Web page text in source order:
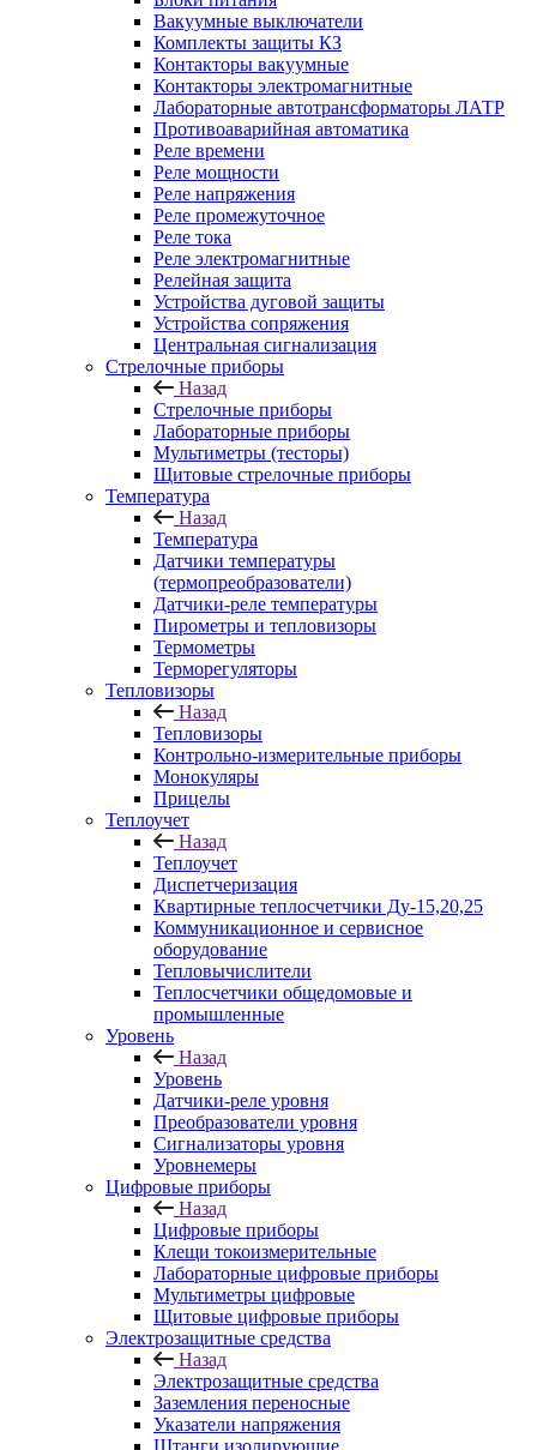
Вакуумные выключатели
Комплекты защиты КЗ
Контакторы вакуумные
Контакторы электромагнитные
Лабораторные автотрансформаторы ЛАТР
Противоаварийная автоматика
Реле времени
Реле мощности
Реле напряжения
Реле промежуточное
Реле тока
Реле электромагнитные
Релейная защита
Устройства дуговой защиты
Устройства сопряжения
Центральная сигнализация
Стрелочные приборы
Назад
Стрелочные приборы
Лабораторные приборы
Мультиметры (тесторы)
Щитовые стрелочные приборы
Температура
Назад
Температура
Датчики температуры
(термопреобразователи)
Датчики-реле температуры
Пирометры и тепловизоры
Термометры
Терморегуляторы
Тепловизоры
Назад
Тепловизоры
Контрольно-измерительные приборы
Монокуляры
Прицелы
Теплоучет
Назад
Теплоучет
Диспетчеризация
Квартирные теплосчетчики Ду-15,20,25
Коммуникационное и сервисное
оборудование
Тепловычислители
Теплосчетчики общедомовые и
промышленные
Уровень
Назад
Уровень
Датчики-реле уровня
Преобразователи уровня
Сигнализаторы уровня
Уровнемеры
Цифровые приборы
Назад
Цифровые приборы
Клещи токоизмерительные
Лабораторные цифровые приборы
Мультиметры цифровые
Щитовые цифровые приборы
Электрозащитные средства
Назад
Электрозащитные средства
Заземления переносные
Указатели напряжения
Штанги изолирующие